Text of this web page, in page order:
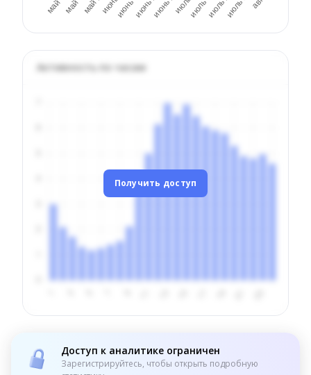
Активность по часам
Получить доступ
Доступ к аналитике ограничен
Зарегистрируйтесь, чтобы открыть подробную